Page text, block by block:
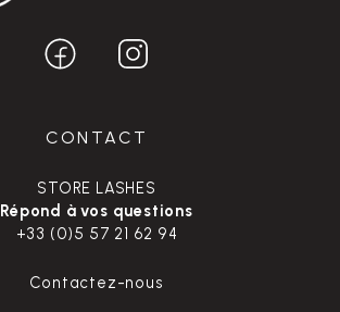
CONTACT
STORE LASHES
Répond à vos questions
+33 (0)5 57 21 62 94
Contactez-nous